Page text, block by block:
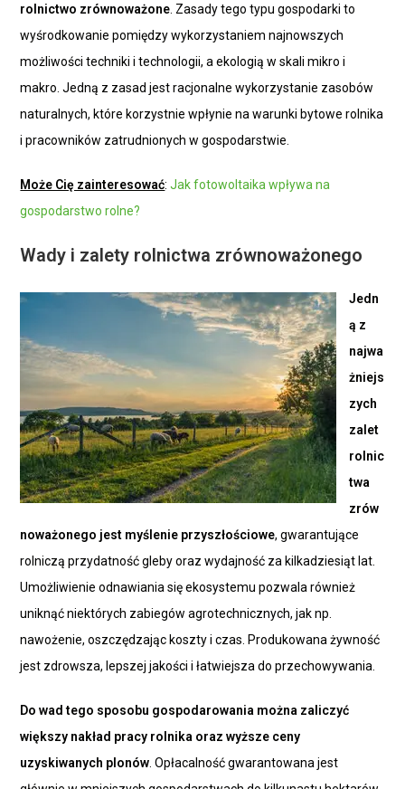
rolnictwo zrównoważone . Zasady tego typu gospodarki to
wyśrodkowanie pomiędzy wykorzystaniem najnowszych
możliwości techniki i technologii, a ekologią w skali mikro i
makro. Jedną z zasad jest racjonalne wykorzystanie zasobów
naturalnych, które korzystnie wpłynie na warunki bytowe rolnika
i pracowników zatrudnionych w gospodarstwie.
Może Cię zainteresować:Jak fotowoltaika wpływa na
gospodarstwo rolne?
Wady i zalety rolnictwa zrównoważonego
Jedn
ą z
najwa
żniejs
zych
zalet
rolnic
twa
zrów
noważonego jest myślenie przyszłościowe, gwarantujące
rolniczą przydatność gleby oraz wydajność za kilkadziesiąt lat.
Umożliwienie odnawiania się ekosystemu pozwala również
uniknąć niektórych zabiegów agrotechnicznych, jak np.
nawożenie, oszczędzając koszty i czas. Produkowana żywność
jest zdrowsza, lepszej jakości i łatwiejsza do przechowywania.
Do wad tego sposobu gospodarowania można zaliczyć
większy nakład pracy rolnika oraz wyższe ceny
uzyskiwanych plonów . Opłacalność gwarantowana jest